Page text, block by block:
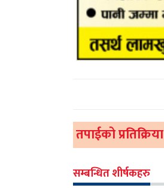
तपाईको प्रतिक्रिया
सम्बन्धित शीर्षकहरु